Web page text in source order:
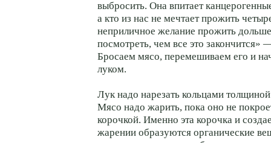
выбросить. Она впитает
а кто из нас не мечтает прожить
неприличное желание прожить
посмотреть, чем все это
Бросаем мясо, перемешиваем его и
луком.
Лук надо нарезать кольцами
Мясо надо жарить, пока оно не
корочкой. Именно эта корочка и
жарении образуются органические